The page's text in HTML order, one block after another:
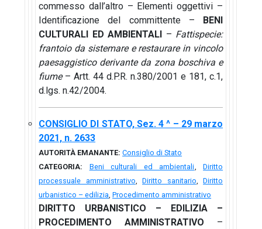
commesso dall’altro – Elementi oggettivi –
Identificazione del committente –
BENI
CULTURALI ED AMBIENTALI
– Fattispecie:
frantoio da sistemare e restaurare in vincolo
paesaggistico derivante da zona boschiva e
fiume– Artt. 44 d.P.R. n.380/2001 e 181, c.1,
d.lgs. n.42/2004.
CONSIGLIO DI STATO, Sez. 4 ^ – 29 marzo
2021, n. 2633
AUTORITÀ EMANANTE: Consiglio di Stato
CATEGORIA:
Beni culturali ed ambientali,Diritto
processuale amministrativo,Diritto sanitario,Diritto
urbanistico – edilizia,Procedimento amministrativo
DIRITTO URBANISTICO – EDILIZIA –
PROCEDIMENTO AMMINISTRATIVO –